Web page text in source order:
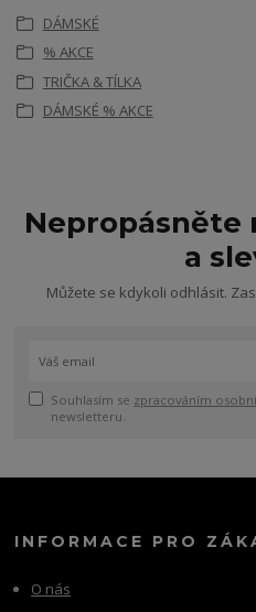
DÁMSKÉ
% AKCE
TRIČKA & TÍLKA
DÁMSKÉ % AKCE
Nepropásněte
a
Můžete se kdykoli odhlásit.
Souhlasím se zpracováním
newsletteru.
INFORMACE PRO
O nás